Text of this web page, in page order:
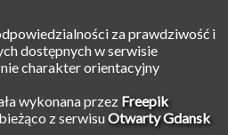
za prawdziwość i
dostępnych w serwisie
charakter orientacyjny
wykonana przez Freepik
z serwisuOtwarty Gdansk